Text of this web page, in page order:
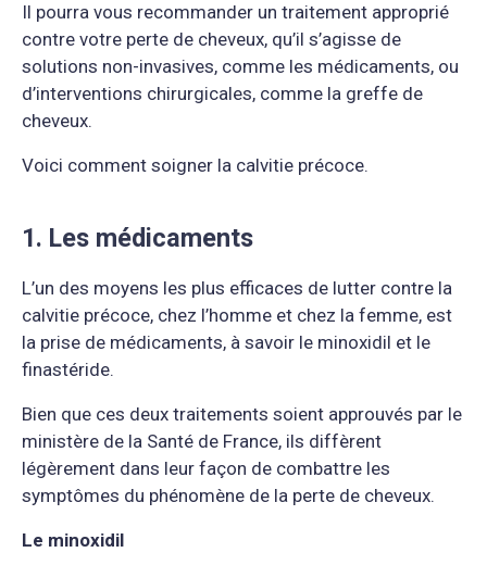
Il pourra vous recommander un traitement approprié
contre votre perte de cheveux, qu’il s’agisse de
solutions non-invasives, comme les médicaments, ou
d’interventions chirurgicales, comme la greffe de
cheveux.
Voici comment soigner la calvitie précoce.
1. Les médicaments
L’un des moyens les plus efficaces de lutter contre la
calvitie précoce, chez l’homme et chez la femme, est
la prise de médicaments, à savoir le minoxidil et le
finastéride.
Bien que ces deux traitements soient approuvés par le
ministère de la Santé de France, ils diffèrent
légèrement dans leur façon de combattre les
symptômes du phénomène de la perte de cheveux.
Le minoxidil